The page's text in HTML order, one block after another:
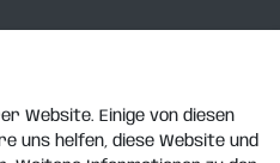
Website. Einige von diesen
uns helfen, diese Website und